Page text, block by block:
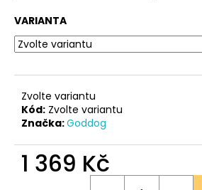
VARIANTA
Zvolte variantu
Kód: Zvolte variantu
Značka:Goddog
1 369 Kč
D
p
o
u
č
u